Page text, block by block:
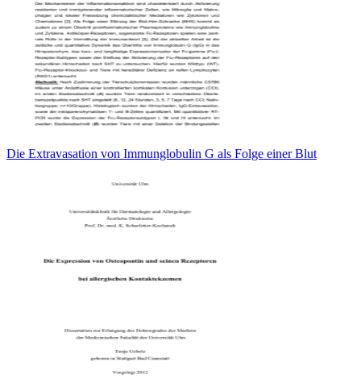
Die Extravasation von Immunglobulin G als Folge einer Blut